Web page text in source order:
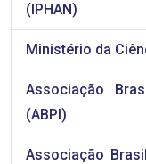
(IPHAN)
Ministério da
Associação
(ABPI)
Associação